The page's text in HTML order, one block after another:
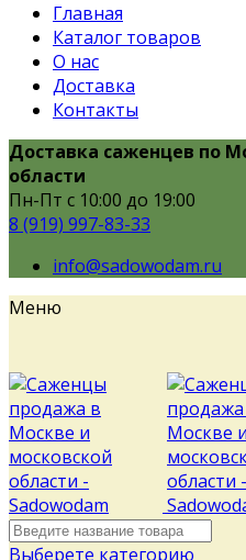
Главная
Каталог товаров
О нас
Доставка
Контакты
Доставка саженцев по
области
Пн-Пт с 10:00 до 19:00
8 (919) 997-83-33
info@sadowodam.ru
Меню
Выберете категорию